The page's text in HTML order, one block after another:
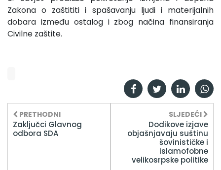
Zakona o zaštititi i spašavanju ljudi i materijalnih
dobara između ostalog i zbog načina finansiranja
Civilne zaštite.
PRETHODNI
Zaključci Glavnog
odbora SDA
SLJEDEĆI
Dodikove izjave
objašnjavaju suštinu
šovinističke i
islamofobne
velikosrpske politike